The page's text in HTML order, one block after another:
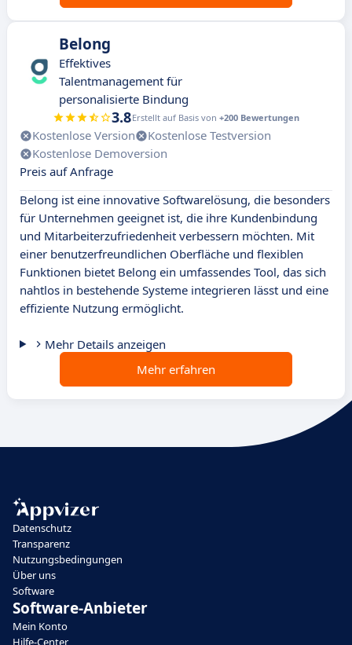
Belong
Effektives
Talentmanagement für
personalisierte Bindung
3.8Erstellt auf Basis von +200 Bewertungen
Kostenlose Version
Kostenlose Testversion
Kostenlose Demoversion
Preis auf Anfrage
Belong ist eine innovative Softwarelösung, die besonders
für Unternehmen geeignet ist, die ihre Kundenbindung
und Mitarbeiterzufriedenheit verbessern möchten. Mit
einer benutzerfreundlichen Oberfläche und flexiblen
Funktionen bietet Belong ein umfassendes Tool, das sich
nahtlos in bestehende Systeme integrieren lässt und eine
effiziente Nutzung ermöglicht.
Mehr Details anzeigen
Mehr erfahren
Datenschutz
Transparenz
Nutzungsbedingungen
Über uns
Software
Software-Anbieter
Mein Konto
Hilfe-Center